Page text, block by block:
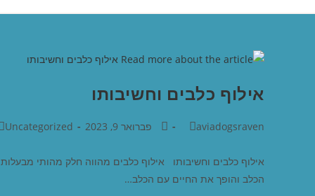
אילוף כלבים וחשיבותו
aviadogsraven פברואר 9, 2023 Uncategorized
אילוף כלבים וחשיבותו אילוף כלבים מהווה חלק מהותי
הכלב והופך את החיים עם הכלב…